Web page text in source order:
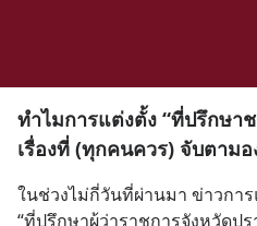
ทำไมการแต่งตั้ง “ที่ปรึกษา
เรื่องที่ (ทุกคนควร) จับตามอ
ในช่วงไม่กี่วันที่ผ่านมา ข่าวกา
“ที่ปรึกษาผู้ว่าราชการจังหวัดป